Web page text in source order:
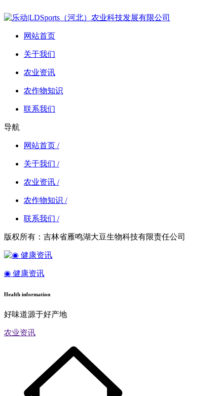
网站首页
关于我们
农业资讯
农作物知识
联系我们
导航
网站首页 /
关于我们 /
农业资讯 /
农作物知识 /
联系我们 /
版权所有：吉林省雁鸣湖大豆生物科技有限责任公司
◉ 健康资讯
Health information
好味道源于好产地
农业资讯